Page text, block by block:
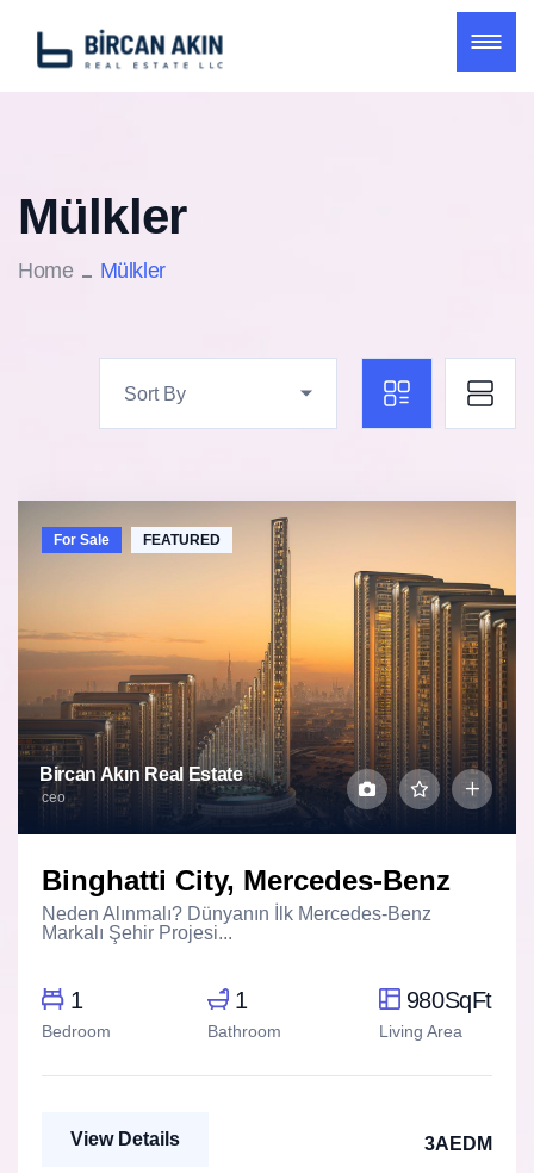
Mülkler
Home Mülkler
Sort By
Bircan Akın Real Estate
ceo
For Sale FEATURED
Binghatti City, Mercedes-Benz
Neden Alınmalı? Dünyanın İlk Mercedes-Benz
Markalı Şehir Projesi...
1
Bedroom
1
Bathroom
980SqFt
Living Area
View Details 3AEDM